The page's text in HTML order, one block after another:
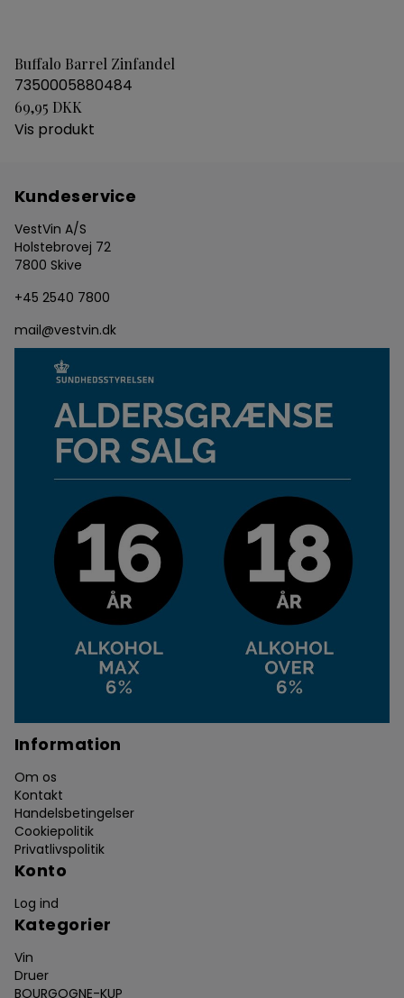
Buffalo Barrel Zinfandel
7350005880484
69,95 DKK
Vis produkt
Kundeservice
VestVin A/S
Holstebrovej 72
7800 Skive
+45 2540 7800
mail@vestvin.dk
Information
Om os
Kontakt
Handelsbetingelser
Cookiepolitik
Privatlivspolitik
Konto
Log ind
Kategorier
Vin
Druer
BOURGOGNE-KUP